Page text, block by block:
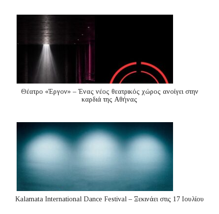
Θέατρο «Έργον» – Ένας νέος θεατρικός χώρος ανοίγει στην
καρδιά της Αθήνας
Kalamata International Dance Festival – Ξεκινάει στις 17 Ιουλίου